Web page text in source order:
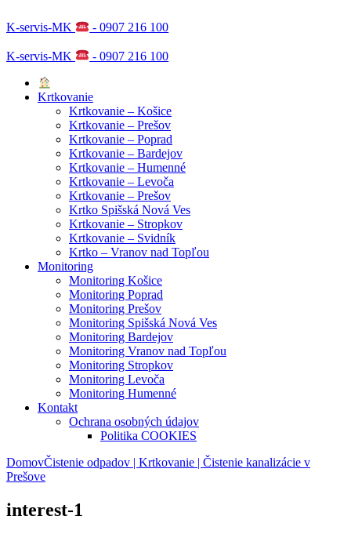
K-servis-MK - 0907 216 100
K-servis-MK - 0907 216 100
Krtkovanie
Krtkovanie – Košice
Krtkovanie – Prešov
Krtkovanie – Poprad
Krtkovanie – Bardejov
Krtkovanie – Humenné
Krtkovanie – Levoča
Krtkovanie – Prešov
Krtko Spišská Nová Ves
Krtkovanie – Stropkov
Krtkovanie – Svidník
Krtko – Vranov nad Topľou
Monitoring
Monitoring Košice
Monitoring Poprad
Monitoring Prešov
Monitoring Spišská Nová Ves
Monitoring Bardejov
Monitoring Vranov nad Topľou
Monitoring Stropkov
Monitoring Levoča
Monitoring Humenné
Kontakt
Ochrana osobných údajov
Politika COOKIES
DomovČistenie odpadov | Krtkovanie | Čistenie kanalizácie v
Prešove
interest-1